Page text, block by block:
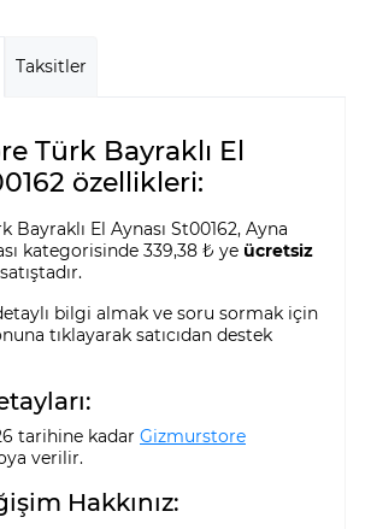
Taksitler
Türk Bayraklı El
özellikleri:
El Aynası St00162, Ayna
kategorisinde 339,38 ₺ ye ücretsiz
bilgi almak ve soru sormak için
tıklayarak satıcıdan destek
tarihine kadar Gizmurstore
verilir.
Hakkınız: